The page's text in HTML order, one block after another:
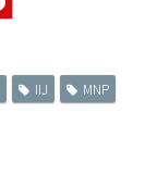
IIJ
MNP